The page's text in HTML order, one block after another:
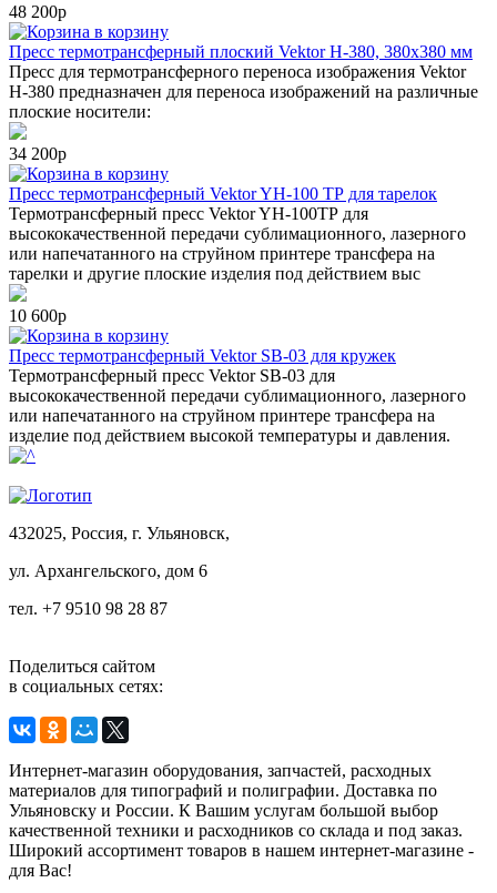
48 200р
в корзину
Пресс термотрансферный плоский Vektor Н-380, 380х380 мм
Пресс для термотрансферного переноса изображения Vektor
Н-380 предназначен для переноса изображений на различные
плоские носители:
34 200р
в корзину
Пресс термотрансферный Vektor YН-100 ТР для тарелок
Термотрансферный пресс Vektor YН-100ТР для
высококачественной передачи сублимационного, лазерного
или напечатанного на струйном принтере трансфера на
тарелки и другие плоские изделия под действием выс
10 600р
в корзину
Пресс термотрансферный Vektor SB-03 для кружек
Термотрансферный пресс Vektor SB-03 для
высококачественной передачи сублимационного, лазерного
или напечатанного на струйном принтере трансфера на
изделие под действием высокой температуры и давления.
432025, Россия, г. Ульяновск,
ул. Архангельского, дом 6
тел. +7 9510 98 28 87
Поделиться сайтом
в социальных сетях:
Интернет-магазин оборудования, запчастей, расходных
материалов для типографий и полиграфии. Доставка по
Ульяновску и России. К Вашим услугам большой выбор
качественной техники и расходников со склада и под заказ.
Широкий ассортимент товаров в нашем интернет-магазине -
для Вас!